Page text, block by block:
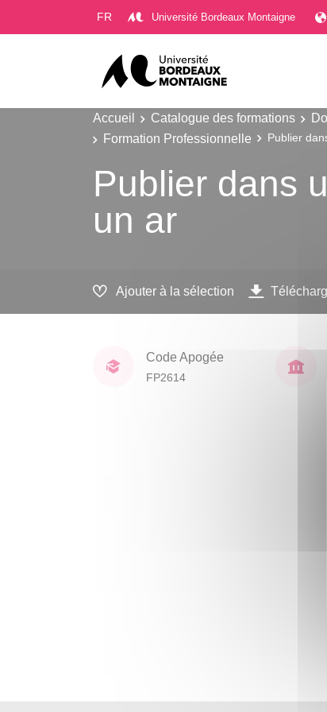
FR Université Bordeaux Montaigne
Accueil Catalogue des formations
Formation Professionnelle
Publier
Publier dans
un ar
Ajouter à la sélection
Code Apogée
FP2614